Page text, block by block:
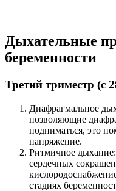
Дыхательные
беременности
Третий триместр (с
Диафрагмальное
позволяющие
подниматься, это
напряжение.
Ритмичное дыхание:
сердечных
стадиях